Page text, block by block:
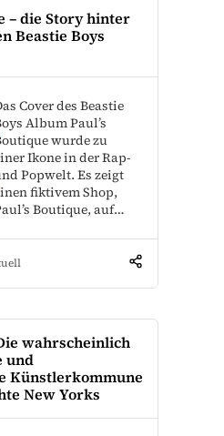
– die Story hinter
Beastie Boys
Cover des Beastie
Album Paul’s
wurde zu
Ikone in der Rap-
Popwelt. Es zeigt
fiktivem Shop,
Boutique, auf…
wahrscheinlich
und
Künstlerkommune
New Yorks